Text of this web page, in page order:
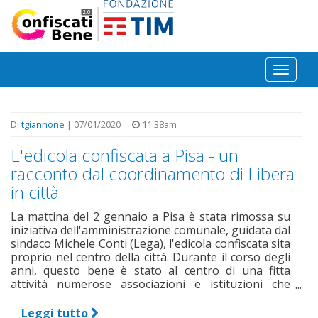
Salta al contenuto principale
Toggle
Di tgiannone | 07/01/2020 11:38am
L'edicola confiscata a Pisa - un
racconto dal coordinamento di Libera
in città
La mattina del 2 gennaio a Pisa è stata rimossa su
iniziativa dell'amministrazione comunale, guidata dal
sindaco Michele Conti (Lega), l'edicola confiscata sita
proprio nel centro della città. Durante il corso degli
anni, questo bene è stato al centro di una fitta
attività numerose associazioni e istituzioni che
che fosse in grado di rappresentare un monito sulla
Leggi tutto